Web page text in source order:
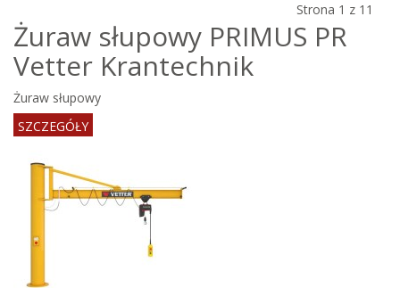
Strona 1 z 11
Żuraw słupowy PRIMUS PR
Vetter Krantechnik
Żuraw słupowy
SZCZEGÓŁY